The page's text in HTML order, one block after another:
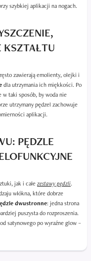
szybkiej aplikacji na nogach.
KSZTAŁTU
zawierają emolienty, olejki i
dla utrzymania ich miękkości. Po
w taki sposób, by woda nie
utrzymany pędzel zachowuje
aplikacji.
PĘDZLE
jak i całezestawy pędzli.
włókna, które dobrze
dwustronne: jedna strona
puszysta do rozproszenia.
satynowego po wyraźne glow –